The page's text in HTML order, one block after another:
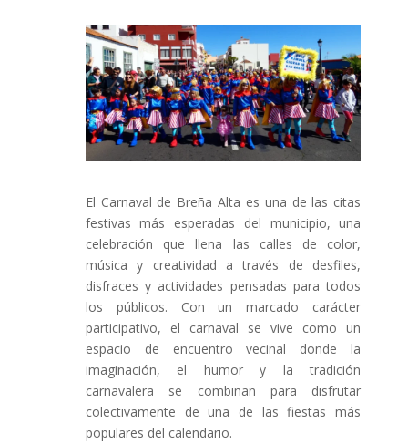
El Carnaval de Breña Alta es una de las citas
festivas más esperadas del municipio, una
celebración que llena las calles de color,
música y creatividad a través de desfiles,
disfraces y actividades pensadas para todos
los públicos. Con un marcado carácter
participativo, el carnaval se vive como un
espacio de encuentro vecinal donde la
imaginación, el humor y la tradición
carnavalera se combinan para disfrutar
colectivamente de una de las fiestas más
populares del calendario.